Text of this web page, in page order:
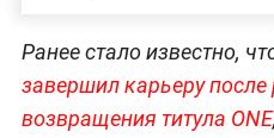
Ранее стало известно,
завершил карьеру
возвращения титула ONE